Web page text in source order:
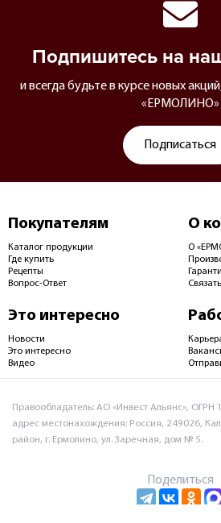
Подпишитесь на
и всегда будьте в курсе новых
«ЕРМОЛИНО»
Подписаться
Покупателям
Каталог продукции
Где купить
Рецепты
Вопрос-Ответ
О
О
Это интересно
Новости
Это интересно
Видео
Правообладатель: АО «Инвест Альянс», ОГРН
адрес местонахождения: Россия, 249026,
район, г. Ермолино, ул. Заречная, дом № 5.
Поделиться